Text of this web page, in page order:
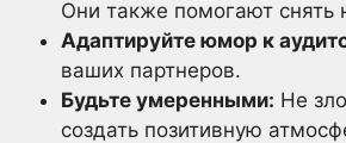
Они также помогают снять
Адаптируйте юмор к
ваших партнеров.
Будьте умеренными: Не
создать позитивную